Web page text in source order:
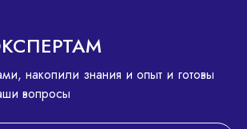
накопили знания и опыт и готовы
вопросы